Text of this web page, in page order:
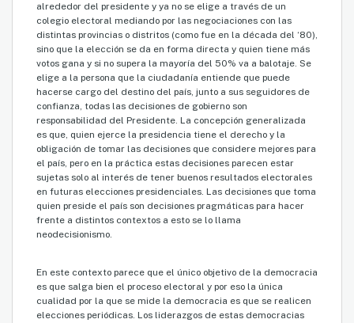
alrededor del presidente y ya no se elige a través de un
colegio electoral mediando por las negociaciones con las
distintas provincias o distritos (como fue en la década del ‘80),
sino que la elección se da en forma directa y quien tiene más
votos gana y si no supera la mayoría del 50% va a balotaje. Se
elige a la persona que la ciudadanía entiende que puede
hacerse cargo del destino del país, junto a sus seguidores de
confianza, todas las decisiones de gobierno son
responsabilidad del Presidente. La concepción generalizada
es que, quien ejerce la presidencia tiene el derecho y la
obligación de tomar las decisiones que considere mejores para
el país, pero en la práctica estas decisiones parecen estar
sujetas solo al interés de tener buenos resultados electorales
en futuras elecciones presidenciales. Las decisiones que toma
quien preside el país son decisiones pragmáticas para hacer
frente a distintos contextos a esto se lo llama
neodecisionismo.
En este contexto parece que el único objetivo de la democracia
es que salga bien el proceso electoral y por eso la única
cualidad por la que se mide la democracia es que se realicen
elecciones periódicas. Los liderazgos de estas democracias